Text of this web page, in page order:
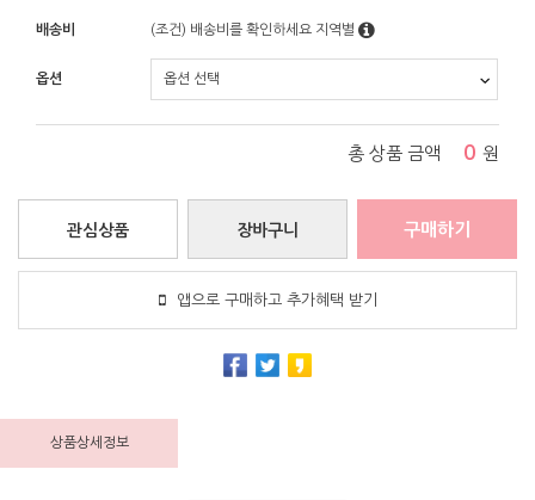
배송비 (조건) 배송비를 확인하세요 지역별
옵션
총 상품 금액 0 원
장바구니
관심상품 구매하기
앱으로 구매하고 추가혜택 받기
상품상세정보